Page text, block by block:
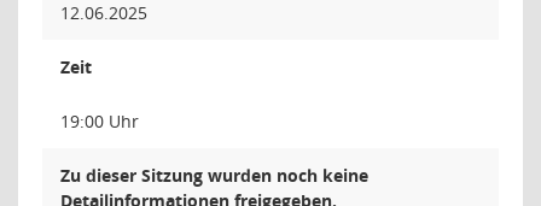
12.06.2025
Zeit
19:00 Uhr
Zu dieser Sitzung wurden noch keine
Detailinformationen freigegeben.